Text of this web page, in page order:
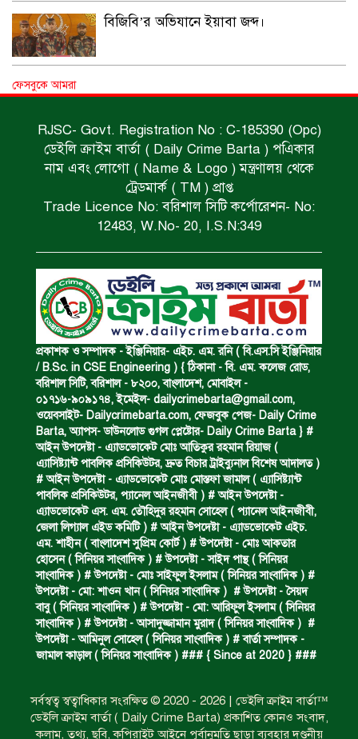
বিজিবি’র অভিযানে ইয়াবা জব্দ।
পানিতে ডুবে এক ছাত্রের মৃত্যু।
ঝুলন্ত মরদেহ উদ্ধার।
অবৈধ ঘের নির্মাণে আটক।
একজন সড়ক দুর্ঘটনায় নিহত ও দুইজন আহত।
ডাকাত দলের সদস্য গ্রেফতার।
ঝুলন্ত মরদেহ উদ্ধার।
প্রধান আসামির মৃত্যুদণ্ড।
গ্রেফতারের দাবিতে মানববন্ধন ও বিক্ষোভ।
কারেন্ট জাল জব্দ এবং ধ্বংস।
গাঁজা চাষে গ্রেফতার।
ফেসবুকে আমরা
RJSC- Govt. Registration No : C-185390 (Opc)
ডেইলি ক্রাইম বার্তা ( Daily Crime Barta ) পএিকার
নাম এবং লোগো ( Name & Logo ) মন্ত্রণালয় থেকে
ট্রেডমার্ক ( TM ) প্রাপ্ত
Trade Licence No: বরিশাল সিটি কর্পোরেশন- No:
12483, W.No- 20, I.S.N:349
প্রকাশক ও সম্পাদক - ইঞ্জিনিয়ার- এইচ. এম. রনি ( বি.এস.সি ইঞ্জিনিয়ার
/ B.Sc. in CSE Engineering ) { ঠিকানা - বি. এম. কলেজ রোড,
বরিশাল সিটি, বরিশাল - ৮২০০, বাংলাদেশ, মোবাইল -
০১৭১৬-৯০৯১৭৪, ইমেইল- dailycrimebarta@gmail.com,
ওয়েবসাইট- Dailycrimebarta.com, ফেজবুক পেজ- Daily Crime
Barta, অ‍্যাপস- ডাউনলোড গুগল প্লেষ্টোর- Daily Crime Barta } #
আইন উপদেষ্টা - এ্যাডভোকেট মোঃ আতিকুর রহমান রিয়াজ (
এ‍্যাসিষ্ট‍্যান্ট পাবলিক প্রসিকিউটর, দ্রুত বিচার ট্রাইব্যুনাল বিশেষ আদালত )
# আইন উপদেষ্টা - এ্যাডভোকেট মোঃ মোস্তফা জামাল ( এ‍্যাসিষ্ট‍্যান্ট
পাবলিক প্রসিকিউটর, প‍্যানেল আইনজীবী ) # আইন উপদেষ্টা -
এ্যাডভোকেট এস. এম. তৌহিদুর রহমান সোহেল ( প‍্যানেল আইনজীবী,
জেলা লিগ্যাল এইড কমিটি ) # আইন উপদেষ্টা - এ্যাডভোকেট এইচ.
এম. শাহীন ( বাংলাদেশ সুপ্রিম কোর্ট ) # উপদেষ্টা - মোঃ আকতার
হোসেন ( সিনিয়র সাংবাদিক ) # উপদেষ্টা - সাইদ পান্থ ( সিনিয়র
সাংবাদিক ) # উপদেষ্টা - মোঃ সাইফুল ইসলাম ( সিনিয়র সাংবাদিক ) #
উপদেষ্টা - মো: শাওন খান ( সিনিয়র সাংবাদিক ) # উপদেষ্টা - সৈয়দ
বাবু ( সিনিয়র সাংবাদিক ) # উপদেষ্টা - মো: আরিফুল ইসলাম ( সিনিয়র
সাংবাদিক ) # উপদেষ্টা - আসাদুজ্জামান মুরাদ ( সিনিয়র সাংবাদিক ) #
উপদেষ্টা - আমিনুল সোহেল ( সিনিয়র সাংবাদিক ) # বার্তা সম্পাদক -
জামাল কাড়াল ( সিনিয়র সাংবাদিক ) ### { Since at 2020 } ###
সর্বস্বত্ব স্বত্বাধিকার সংরক্ষিত © 2020 - 2026 | ডেইলি ক্রাইম বার্তা™
ডেইলি ক্রাইম বার্তা ( Daily Crime Barta) প্রকাশিত কোনও সংবাদ,
কলাম, তথ্য, ছবি, কপিরাইট আইনে পূর্বানুমতি ছাড়া ব্যবহার দণ্ডনীয়